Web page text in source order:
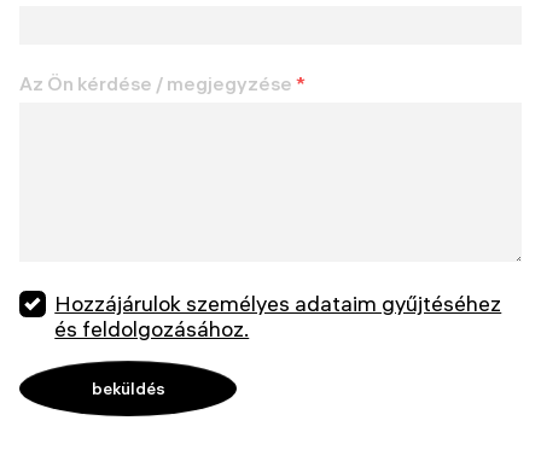
Az Ön kérdése / megjegyzése *
Hozzájárulok személyes adataim gyűjtéséhez
és feldolgozásához.